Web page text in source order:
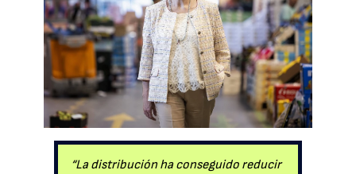
“La distribución ha conseguido reducir